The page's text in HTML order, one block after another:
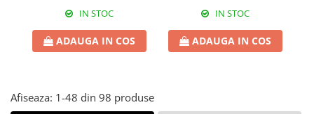
IN STOC
ADAUGA IN COS
IN STOC
ADAUGA IN COS
Afiseaza: 1-48 din 98 produse